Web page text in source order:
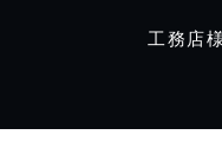
工務店